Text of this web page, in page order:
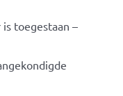
toegestaan –